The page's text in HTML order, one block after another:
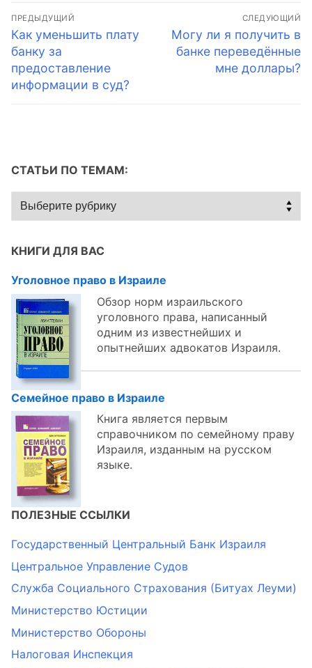
Навигация
по
записям
ПРЕДЫДУЩИЙ
Предыдущая
запись:
Как уменьшить плату
банку за
предоставление
информации в суд?
СЛЕДУЮЩИЙ
Следующая
запись:
Могу ли я получить в
банке переведённые
мне доллары?
СТАТЬИ ПО ТЕМАМ:
Статьи
по
КНИГИ ДЛЯ ВАС
Уголовное право в Израиле
Обзор норм израильского
уголовного права, написанный
одним из известнейших и
опытнейших адвокатов Израиля.
Семейное право в Израиле
Книга является первым
справочником по семейному праву
Израиля, изданным на русском
языке.
ПОЛЕЗНЫЕ ССЫЛКИ
Государственный Центральный Банк Израиля
Центральное Управление Судов
Служба Социального Страхования (Битуах Леуми)
Министерство Юстиции
Министерство Обороны
Налоговая Инспекция